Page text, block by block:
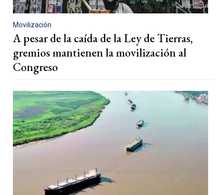
Movilización
A pesar de la caída de la Ley de Tierras,
gremios mantienen la movilización al
Congreso